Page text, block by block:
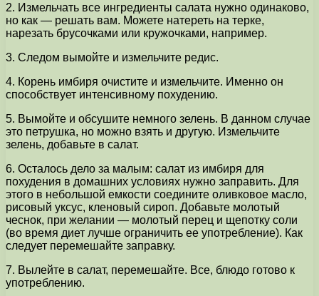
2. Измельчать все ингредиенты салата нужно одинаково,
но как — решать вам. Можете натереть на терке,
нарезать брусочками или кружочками, например.
3. Следом вымойте и измельчите редис.
4. Корень имбиря очистите и измельчите. Именно он
способствует интенсивному похудению.
5. Вымойте и обсушите немного зелень. В данном случае
это петрушка, но можно взять и другую. Измельчите
зелень, добавьте в салат.
6. Осталось дело за малым: салат из имбиря для
похудения в домашних условиях нужно заправить. Для
этого в небольшой емкости соедините оливковое масло,
рисовый уксус, кленовый сироп. Добавьте молотый
чеснок, при желании — молотый перец и щепотку соли
(во время диет лучше ограничить ее употребление). Как
следует перемешайте заправку.
7. Вылейте в салат, перемешайте. Все, блюдо готово к
употреблению.